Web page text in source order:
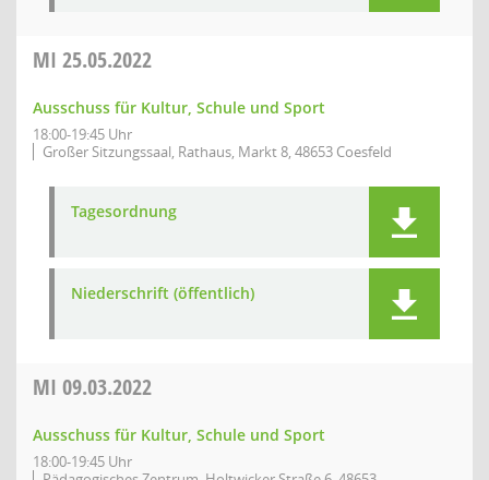
MI 25.05.2022
Ausschuss für Kultur, Schule und Sport
18:00-19:45 Uhr
Großer Sitzungssaal, Rathaus, Markt 8, 48653 Coesfeld
Tagesordnung
Niederschrift (öffentlich)
MI 09.03.2022
Ausschuss für Kultur, Schule und Sport
18:00-19:45 Uhr